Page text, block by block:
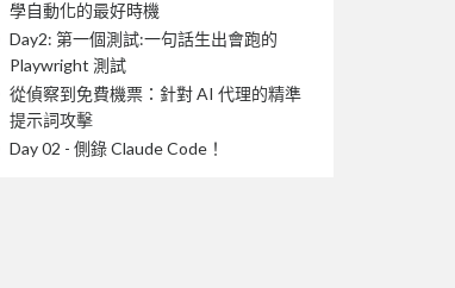
學自動化的最好時機
Day2: 第一個測試:一句話生出會跑的
Playwright 測試
從偵察到免費機票：針對 AI 代理的精準
提示詞攻擊
Day 02 - 側錄 Claude Code！